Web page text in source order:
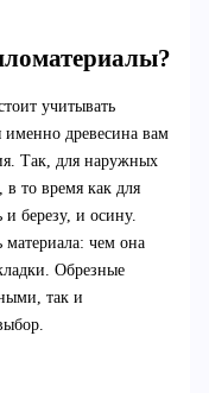
учитывать
именно древесина вам
Так, для наружных
то время как для
и березу, и осину.
чем она
Обрезные
так и